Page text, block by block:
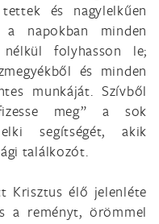
és nagylelkűen
a napokban minden
nélkül folyhasson le;
és minden
munkáját. Szívből
meg” a sok
segítségét, akik
találkozót.
Krisztus élő jelenléte
a reményt, örömmel